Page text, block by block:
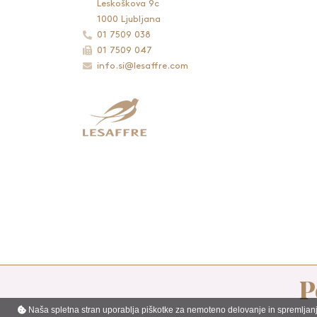
Leskoškova 9c
1000 Ljubljana
01 7509 038
01 7509 047
info.si@lesaffre.com
Pogoji uporabe|Piškotki
Naša spletna stran uporablja piškotke za nemoteno delovanje in